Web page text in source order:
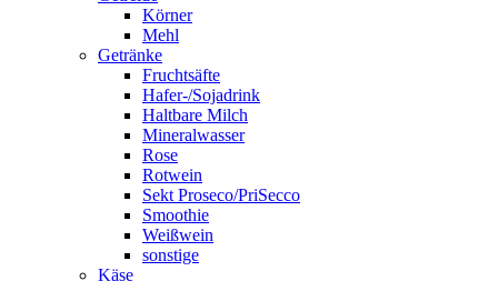
Körner
Mehl
Getränke
Fruchtsäfte
Hafer-/Sojadrink
Haltbare Milch
Mineralwasser
Rose
Rotwein
Sekt Proseco/PriSecco
Smoothie
Weißwein
sonstige
Käse